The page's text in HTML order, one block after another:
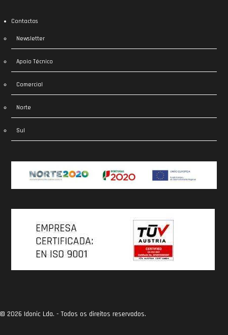
Contactos
Newsletter
Apoio Técnico
Comercial
Norte
Sul
© 2026 Idonic Lda. - Todos os direitos reservados.